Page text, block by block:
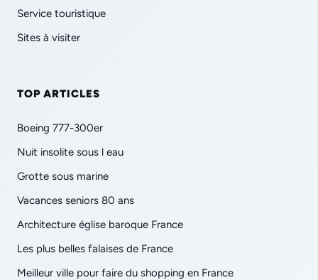
Service touristique
Sites à visiter
TOP ARTICLES
Boeing 777-300er
Nuit insolite sous l eau
Grotte sous marine
Vacances seniors 80 ans
Architecture église baroque France
Les plus belles falaises de France
Meilleur ville pour faire du shopping en France